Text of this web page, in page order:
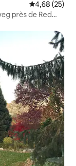
Évaluation
4,68 (25)
près de Red